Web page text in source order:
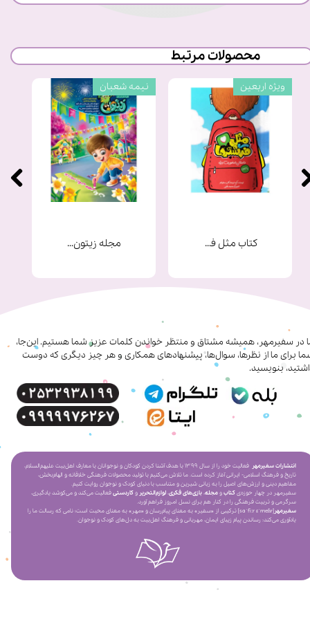
محصولات مرتبط
مجله زیتون شماره 9
نیمه شعبان
کتاب مثل فرشته ها
ویژه اربعین
در سفیرمهر، همیشه مشتاق و منتظر خواندن کلمات عزیز شما هستیم. این‌جا،
برای ما از نظرها، سوال‌ها، پیشنهادهای همکاری‌ و هر چیز دیگری که دوست
بنویسید.
انتشارات سفیرمهر
فعالیت خود را از سال ۱۳۹۹ با هدف آشنا کردن کودکان و نوجوانان با معارف اهل‌بیت علیهم‌السلام،
تاریخ و فرهنگ اسلامی- ایرانی آغاز کرده است. ما تلاش می‌کنیم با تولید محصولات فرهنگی خلاقانه و الهام‌بخش،
مفاهیم دینی و ارزش‌های اصیل را به زبانی شیرین و متناسب با دنیای کودک و نوجوان روایت کنیم.
سفیرمهر در چهار حوزه‌یکتابومجله،بازی‌های فکری،لوازم‌التحریر وکاردستیفعالیت می‌کند و می‌کوشد یادگیری،
سرگرمی و تربیت فرهنگی را در کنار هم برای نسل امروز فراهم آورد.
سفیرمهر
[saˈfiːr ɛˈmeɦr] ترکیبی از «سفیر» به معنای پیام‌رسان و «مهر» به معنای محبت است؛ نامی که رسالت ما را
یادآوری می‌کند: رساندن پیام زیبای ایمان، مهربانی و فرهنگ اهل‌بیت به دل‌های کودک و نوجوان.